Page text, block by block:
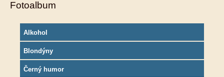
Fotoalbum
Alkohol
Blondýny
Černý humor